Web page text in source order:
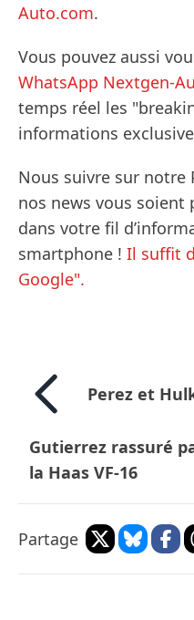
Auto.com.
Vous pouvez aussi
WhatsApp Nextgen-
temps réel les
informations
Nous suivre sur notre
nos news vous
dans votre fil
smartphone ! Il suffit
Google".
Perez et
Gutierrez rassuré
la Haas VF-16
Partage